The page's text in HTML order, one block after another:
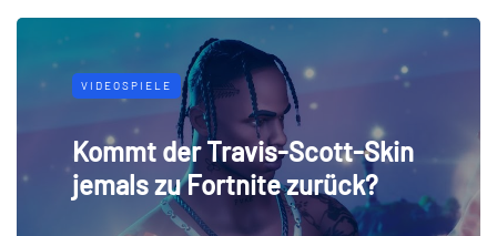
VIDEOSPIELE
Kommt der Travis-Scott-Skin
jemals zu Fortnite zurück?